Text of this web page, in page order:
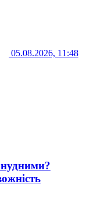
05.08.2026, 11:48